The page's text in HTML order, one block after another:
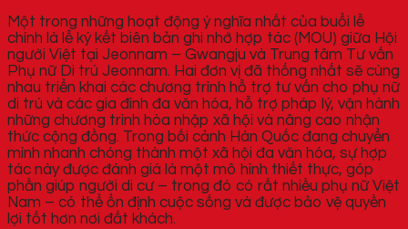
Một trong những hoạt động ý nghĩa nhất của buổi lễ
chính là lễ ký kết biên bản ghi nhớ hợp tác (MOU) giữa Hội
người Việt tại Jeonnam – Gwangju và Trung tâm Tư vấn
Phụ nữ Di trú Jeonnam. Hai đơn vị đã thống nhất sẽ cùng
nhau triển khai các chương trình hỗ trợ tư vấn cho phụ nữ
di trú và các gia đình đa văn hóa, hỗ trợ pháp lý, vận hành
những chương trình hòa nhập xã hội và nâng cao nhận
thức cộng đồng. Trong bối cảnh Hàn Quốc đang chuyển
mình nhanh chóng thành một xã hội đa văn hóa, sự hợp
tác này được đánh giá là một mô hình thiết thực, góp
phần giúp người di cư – trong đó có rất nhiều phụ nữ Việt
Nam – có thể ổn định cuộc sống và được bảo vệ quyền
lợi tốt hơn nơi đất khách.